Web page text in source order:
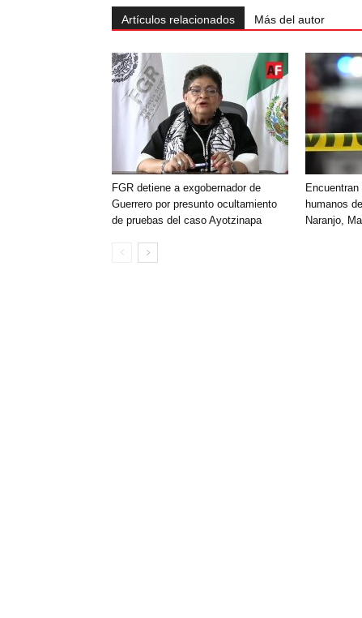
Artículos relacionados Más del autor
FGR detiene a exgobernador de
Guerrero por presunto ocultamiento
de pruebas del caso Ayotzinapa
humanos
Naranjo,